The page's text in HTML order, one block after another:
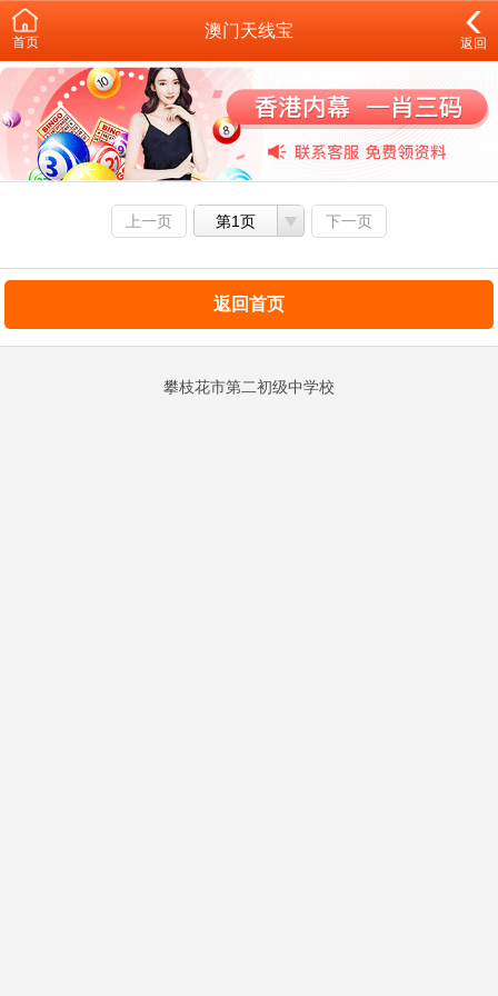
首页
澳门天线宝
返回
上一页 第1页 下一页
返回首页
攀枝花市第二初级中学校